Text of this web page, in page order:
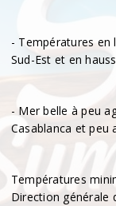
- Températures en
Sud-Est et en
- Mer belle à peu
Casablanca et peu
Températures
Direction générale